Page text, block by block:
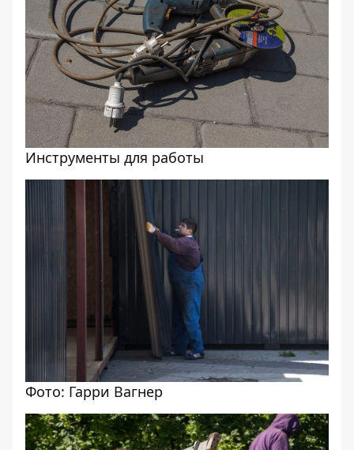
Инструменты для работы
Фото: Гарри Вагнер